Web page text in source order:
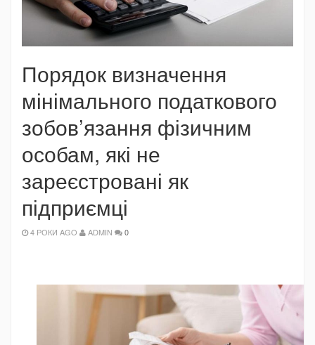
Порядок визначення
мінімального податкового
зобов’язання фізичним
особам, які не
зареєстровані як
підприємці
4 РОКИ AGO ADMIN 0